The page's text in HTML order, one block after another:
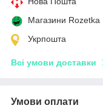
Магазини Rozetka
Укрпошта
Всі умови доставки
Умови оплати